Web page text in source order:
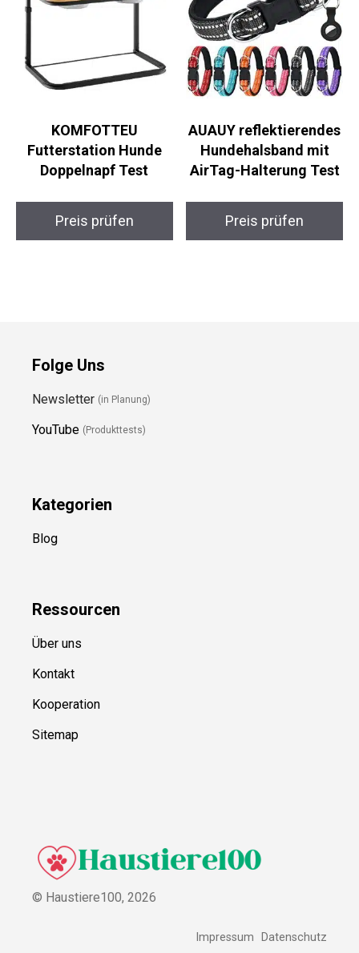
KOMFOTTEU
Futterstation Hunde
Doppelnapf Test
Preis prüfen
AUAUY reflektierendes
Hundehalsband mit
AirTag-Halterung Test
Preis prüfen
Folge Uns
Newsletter (in Planung)
YouTube (Produkttests)
Kategorien
Blog
Ressourcen
Über uns
Kontakt
Kooperation
Sitemap
© Haustiere100, 2026
Impressum Datenschutz